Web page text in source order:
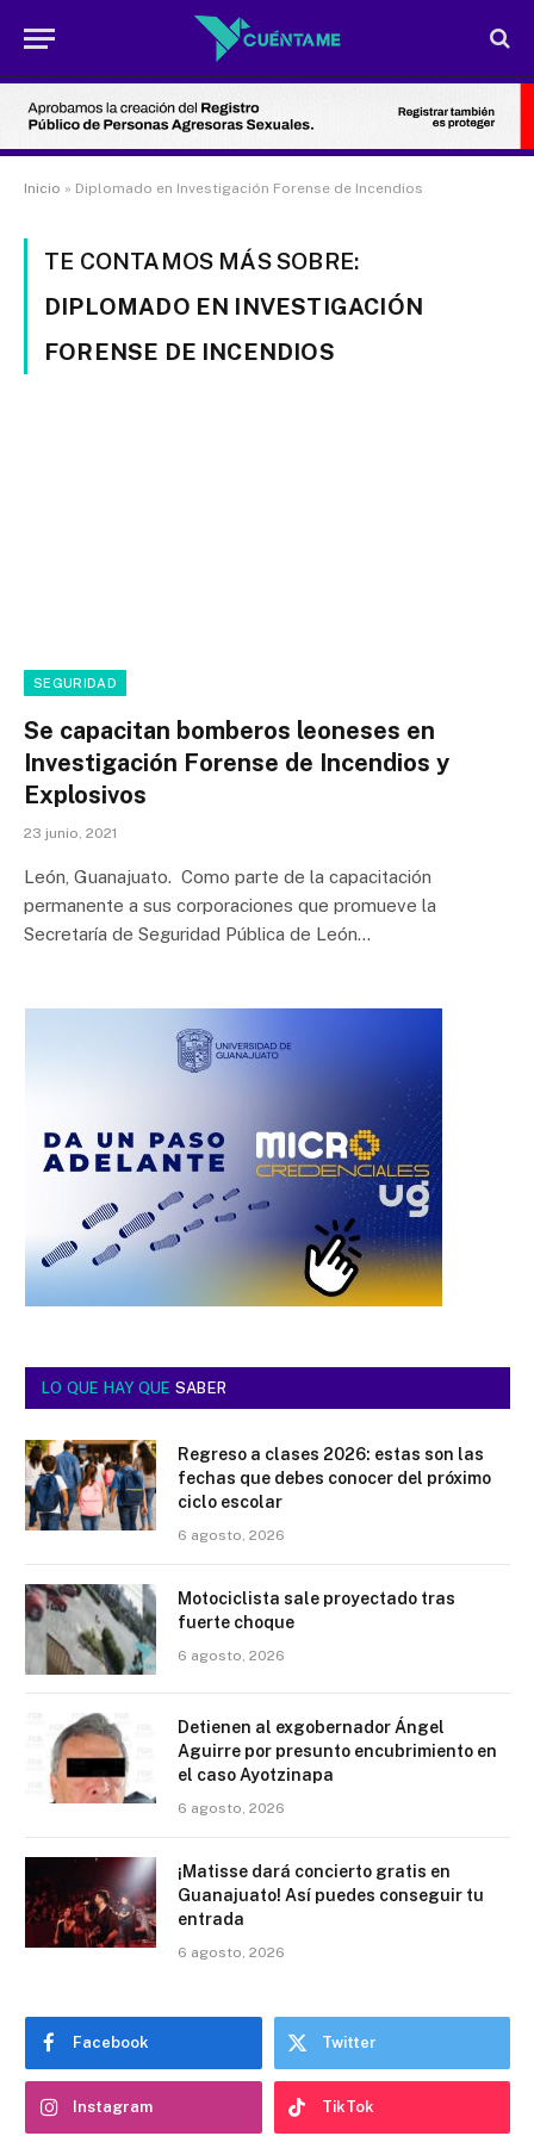
Inicio » Diplomado en Investigación Forense de Incendios
TE CONTAMOS MÁS SOBRE:
DIPLOMADO EN INVESTIGACIÓN
FORENSE DE INCENDIOS
SEGURIDAD
Se capacitan bomberos leoneses en
Investigación Forense de Incendios y
Explosivos
23 junio, 2021
León, Guanajuato. Como parte de la capacitación
permanente a sus corporaciones que promueve la
Secretaría de Seguridad Pública de León…
LO QUE HAY QUE SABER
Regreso a clases 2026: estas son las
fechas que debes conocer del próximo
ciclo escolar
6 agosto, 2026
Motociclista sale proyectado tras
fuerte choque
6 agosto, 2026
Detienen al exgobernador Ángel
Aguirre por presunto encubrimiento en
el caso Ayotzinapa
6 agosto, 2026
¡Matisse dará concierto gratis en
Guanajuato! Así puedes conseguir tu
entrada
6 agosto, 2026
Facebook Twitter
Instagram TikTok